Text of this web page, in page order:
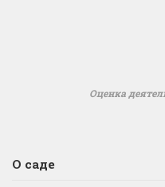
Оценка
О саде